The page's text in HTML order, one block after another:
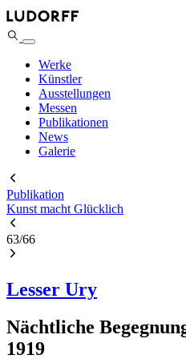
Werke
Künstler
Ausstellungen
Messen
Publikationen
News
Galerie
Publikation
Kunst macht Glücklich
63/66
Lesser Ury
Nächtliche
1919